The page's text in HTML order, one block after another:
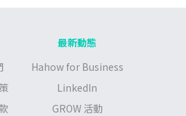
最新動態
Hahow for Business
LinkedIn
GROW 活動